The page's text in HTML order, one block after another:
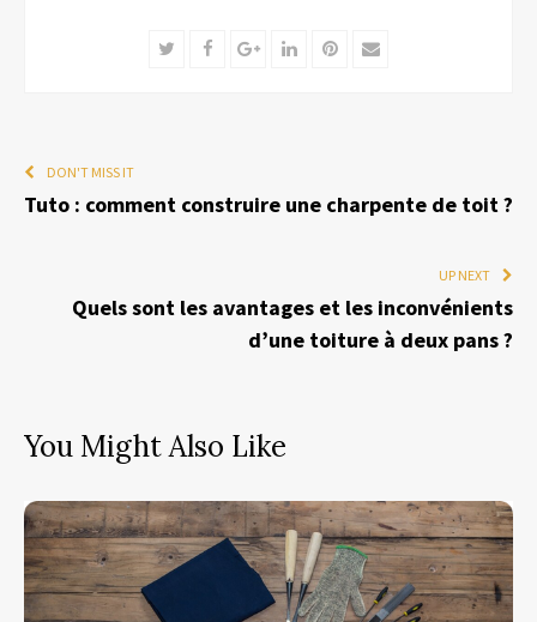
TwitterFacebookGoogle+LinkedInPinterest
Email
DON'T MISS IT
Tuto : comment construire une charpente de toit ?
UP NEXT
Quels sont les avantages et les inconvénients
d’une toiture à deux pans ?
You Might Also Like